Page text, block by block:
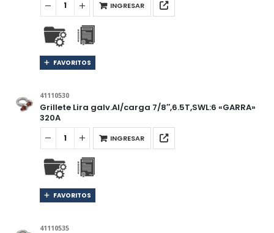
INGRESAR
FAVORITOS
41110530
Grillete Lira galv.Al/carga 7/8″,6.5T,SWL:6 «GARRA»
320A
INGRESAR
FAVORITOS
41110535